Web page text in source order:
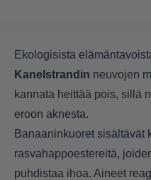
Ekologisista
Kanelstrandin neuvojen
kannata heittää pois, sillä
eroon aknesta.
Banaaninkuoret sisältävät
rasvahappoestereitä,
puhdistaa ihoa. Aineet